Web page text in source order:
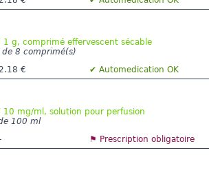
1 g, comprimé effervescent sécable
8 comprimé(s)
2.18 € ✔ Automedication OK
10 mg/ml, solution pour perfusion
100 ml
⚑ Prescription obligatoire